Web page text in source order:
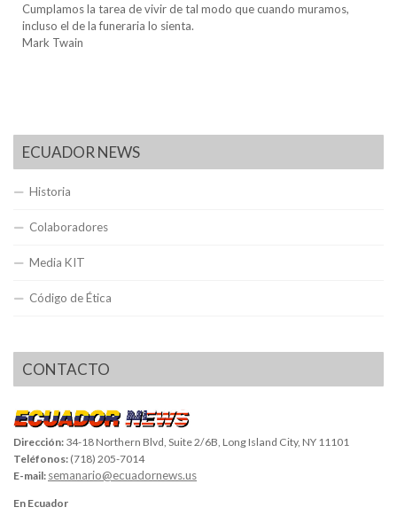
Cumplamos la tarea de vivir de tal modo que cuando muramos,
incluso el de la funeraria lo sienta.
Mark Twain
ECUADOR NEWS
Historia
Colaboradores
Media KIT
Código de Ética
CONTACTO
Dirección: 34-18 Northern Blvd, Suite 2/6B, Long Island City, NY 11101
Teléfonos: (718) 205-7014
E-mail: semanario@ecuadornews.us
En Ecuador